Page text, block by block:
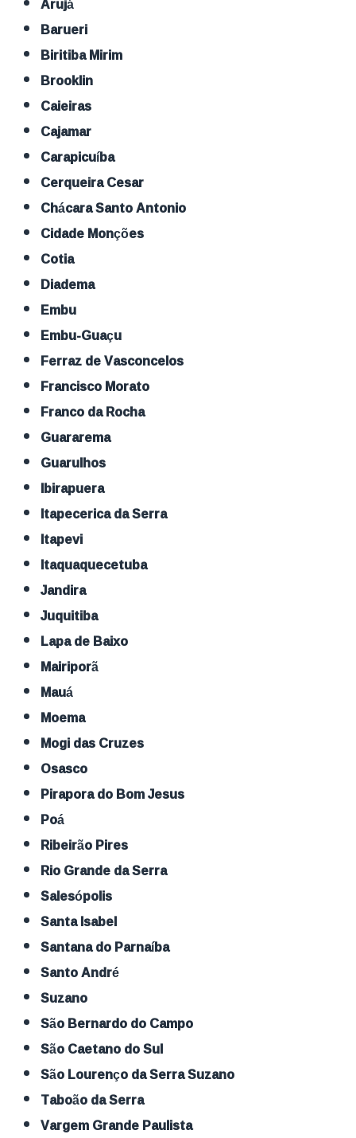
Barueri
Biritiba Mirim
Brooklin
Caieiras
Cajamar
Carapicuíba
Cerqueira Cesar
Chácara Santo Antonio
Cidade Monções
Cotia
Diadema
Embu
Embu-Guaçu
Ferraz de Vasconcelos
Francisco Morato
Franco da Rocha
Guararema
Guarulhos
Ibirapuera
Itapecerica da Serra
Itapevi
Itaquaquecetuba
Jandira
Juquitiba
Lapa de Baixo
Mairiporã
Mauá
Moema
Mogi das Cruzes
Osasco
Pirapora do Bom Jesus
Poá
Ribeirão Pires
Rio Grande da Serra
Salesópolis
Santa Isabel
Santana do Parnaíba
Santo André
Suzano
São Bernardo do Campo
São Caetano do Sul
São Lourenço da Serra Suzano
Taboão da Serra
Vargem Grande Paulista